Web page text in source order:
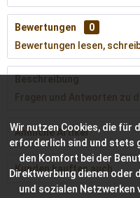
Bewertungen
0
Bewertungen lesen,
Beschreibung
Fragen und Antworten zu
Ähnliche Artikel
Kunden kauften auch
Wir nutzen Cookies, die für
erforderlich sind und stets
den Komfort bei der
Direktwerbung dienen oder
und sozialen Netzwerken